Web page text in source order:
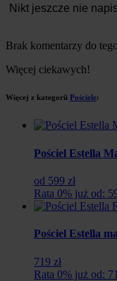
Nikt jeszcze nie
Brak komentarzy do
Więcej ciekawych!
Więcej z kategorii Pościele:
Pościel Estella
od 599 zł
Rata 0% już od:
Pościel Estella
719 zł
Rata 0% już od: